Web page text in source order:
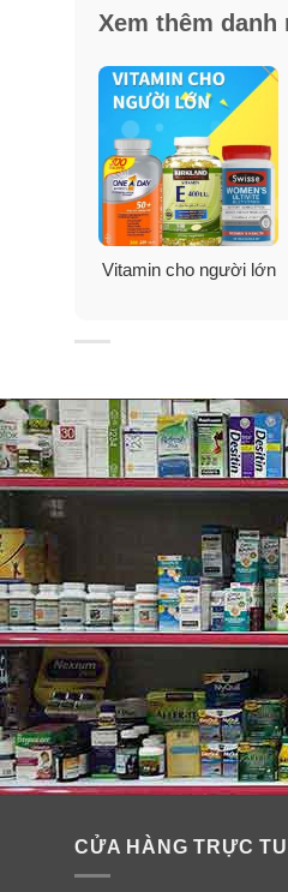
Vitamin dành cho
nhận các vi chất dinh
Các vitamin và khoáng
hàng ngày này mà bạn
Hơn nữa, ngoài việc
Cụ thể như loãng
Viên uống bổ sung đa
thể. Multi-vitamin Forte
Lợi ích:
Duy trì sức khỏe tổng
Xem thêm danh
Vitamin cho người lớn
CỬA HÀNG TRỰC